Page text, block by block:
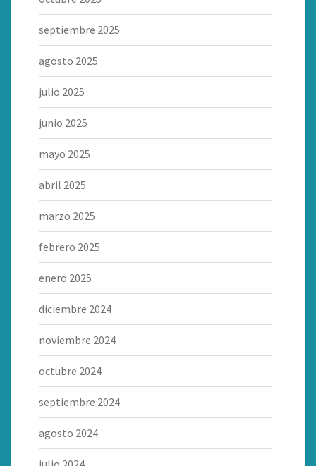
septiembre 2025
agosto 2025
julio 2025
junio 2025
mayo 2025
abril 2025
marzo 2025
febrero 2025
enero 2025
diciembre 2024
noviembre 2024
octubre 2024
septiembre 2024
agosto 2024